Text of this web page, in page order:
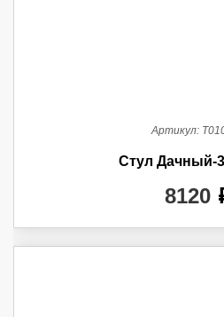
Артикул:
Стул Дачный-
8120